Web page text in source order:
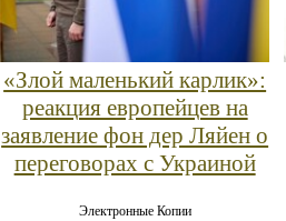
«Злой маленький карлик»:
реакция европейцев на
заявление фон дер Ляйен о
переговорах с Украиной
Электронные Копии